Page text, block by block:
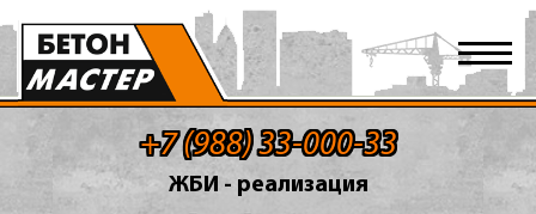
+7 (988) 33-000-33
ЖБИ - реализация